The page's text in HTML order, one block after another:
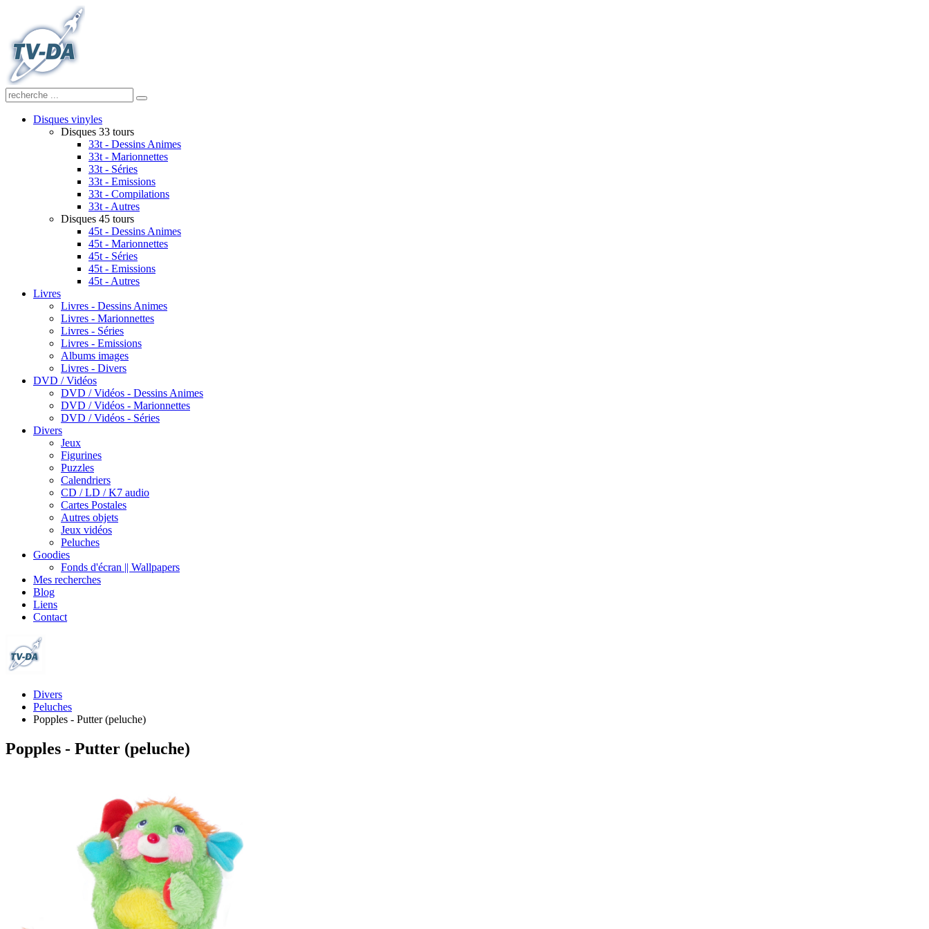
Disques vinyles
Disques 33 tours
33t - Dessins Animes
33t - Marionnettes
33t - Séries
33t - Emissions
33t - Compilations
33t - Autres
Disques 45 tours
45t - Dessins Animes
45t - Marionnettes
45t - Séries
45t - Emissions
45t - Autres
Livres
Livres - Dessins Animes
Livres - Marionnettes
Livres - Séries
Livres - Emissions
Albums images
Livres - Divers
DVD / Vidéos
DVD / Vidéos - Dessins Animes
DVD / Vidéos - Marionnettes
DVD / Vidéos - Séries
Divers
Jeux
Figurines
Puzzles
Calendriers
CD / LD / K7 audio
Cartes Postales
Autres objets
Jeux vidéos
Peluches
Goodies
Fonds d'écran || Wallpapers
Mes recherches
Blog
Liens
Contact
Divers
Peluches
Popples - Putter (peluche)
Popples - Putter (peluche)